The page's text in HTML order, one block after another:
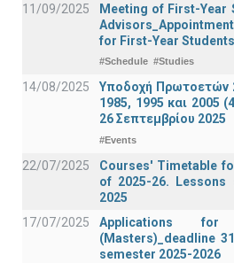
11/09/2025
Meeting of First-Year
for First-Year
#Schedule #Studies
14/08/2025
Υποδοχή Πρωτοετών
1985, 1995 και 2005
26 Σεπτεμβρίου 2025
#Events
22/07/2025
Courses' Timetable
of 2025-26.
2025
17/07/2025
Applications for
(Masters)_deadline
semester 2025-2026